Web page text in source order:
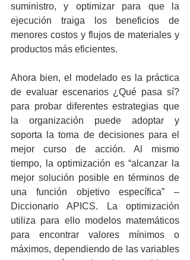
suministro, y optimizar para que la
ejecución traiga los beneficios de
menores costos y flujos de materiales y
productos más eficientes.
Ahora bien, el modelado es la práctica
de evaluar escenarios ¿Qué pasa sí?
para probar diferentes estrategias que
la organización puede adoptar y
soporta la toma de decisiones para el
mejor curso de acción. Al mismo
tiempo, la optimización es “alcanzar la
mejor solución posible en términos de
una función objetivo específica” –
Diccionario APICS. La optimización
utiliza para ello modelos matemáticos
para encontrar valores mínimos o
máximos, dependiendo de las variables